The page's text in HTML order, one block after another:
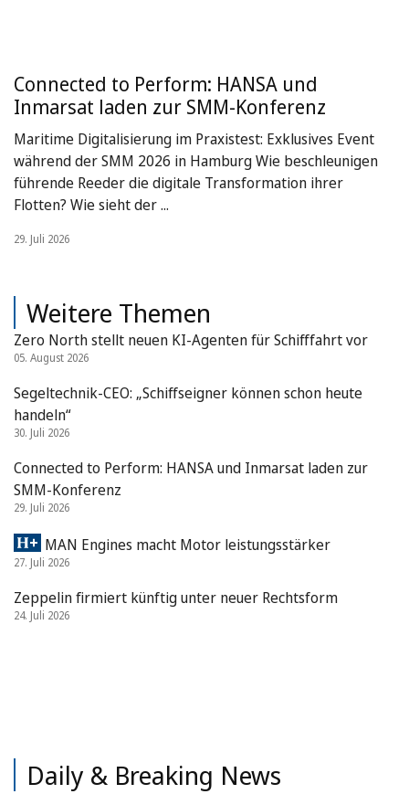
Connected to Perform: HANSA und
Inmarsat laden zur SMM-Konferenz
Maritime Digitalisierung im Praxistest: Exklusives Event
während der SMM 2026 in Hamburg Wie beschleunigen
führende Reeder die digitale Transformation ihrer
Flotten? Wie sieht der ...
29. Juli 2026
Weitere Themen
Zero North stellt neuen KI-Agenten für Schifffahrt vor
05. August 2026
Segeltechnik-CEO: „Schiffseigner können schon heute
handeln“
30. Juli 2026
Connected to Perform: HANSA und Inmarsat laden zur
SMM-Konferenz
29. Juli 2026
MAN Engines macht Motor leistungsstärker
27. Juli 2026
Zeppelin firmiert künftig unter neuer Rechtsform
24. Juli 2026
Daily & Breaking News